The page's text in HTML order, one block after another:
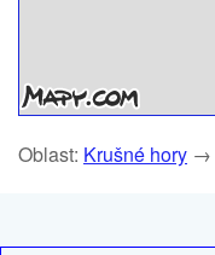
Oblast: Krušné hory →